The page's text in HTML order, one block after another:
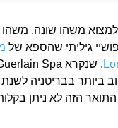
משהו שונה.
גיליתי שהספא של
בבריטניה לשנת 2025"
התואר הזה לא ניתן